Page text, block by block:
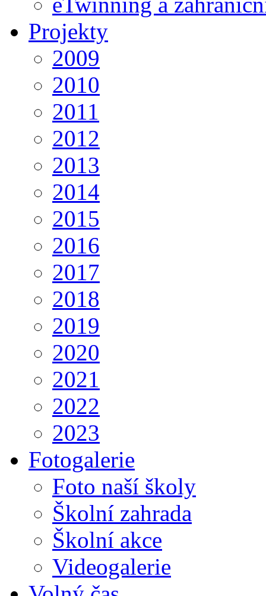
Projekty
2009
2010
2011
2012
2013
2014
2015
2016
2017
2018
2019
2020
2021
2022
2023
Fotogalerie
Foto naší školy
Školní zahrada
Školní akce
Videogalerie